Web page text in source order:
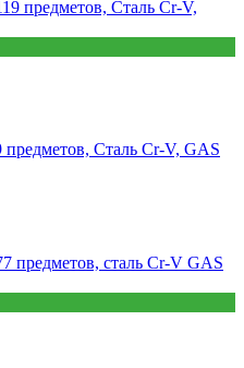
Сталь Cr-V, GAS